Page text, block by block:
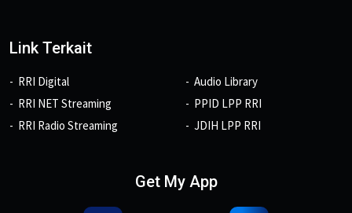
Link Terkait
RRI Digital
RRI NET Streaming
RRI Radio Streaming
Audio Library
PPID LPP RRI
JDIH LPP RRI
Get My App